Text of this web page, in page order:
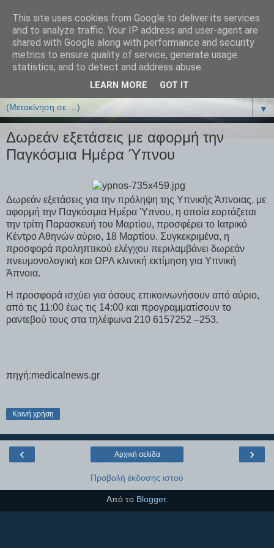
ΒΙΟΛΟΓΙΑonline.gr
Online Μαθήματα Βιολογίας
▼
Δωρεάν εξετάσεις με αφορμή την
Παγκόσμια Ημέρα Ύπνου
Δωρεάν εξετάσεις για την πρόληψη της Υπνικής Άπνοιας, με
αφορμή την Παγκόσμια Ημέρα Ύπνου, η οποία εορτάζεται
την τρίτη Παρασκευή του Μαρτίου, προσφέρει το Ιατρικό
Κέντρο Αθηνών αύριο, 18 Μαρτίου. Συγκεκριμένα, η
προσφορά προληπτικού ελέγχου περιλαμβάνει δωρεάν
πνευμονολογική και ΩΡΛ κλινική εκτίμηση για Υπνική
Άπνοια.
Η προσφορά ισχύει για όσους επικοινωνήσουν από αύριο,
από τις 11:00 έως τις 14:00 και προγραμματίσουν το
ραντεβού τους στα τηλέφωνα 210 6157252 –253.
πηγή:medicalnews.gr
Κοινή χρήση
‹ ›
Αρχική σελίδα
Προβολή έκδοσης ιστού
Από το Blogger.
This site uses cookies from Google to deliver its services
and to analyze traffic. Your IP address and user-agent are
shared with Google along with performance and security
metrics to ensure quality of service, generate usage
statistics, and to detect and address abuse.
LEARN MORE GOT IT